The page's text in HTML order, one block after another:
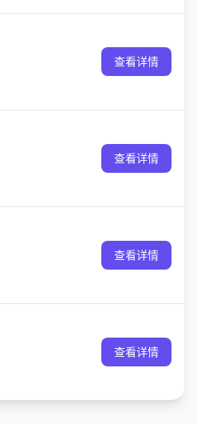
查看详情
查看详情
查看详情
查看详情